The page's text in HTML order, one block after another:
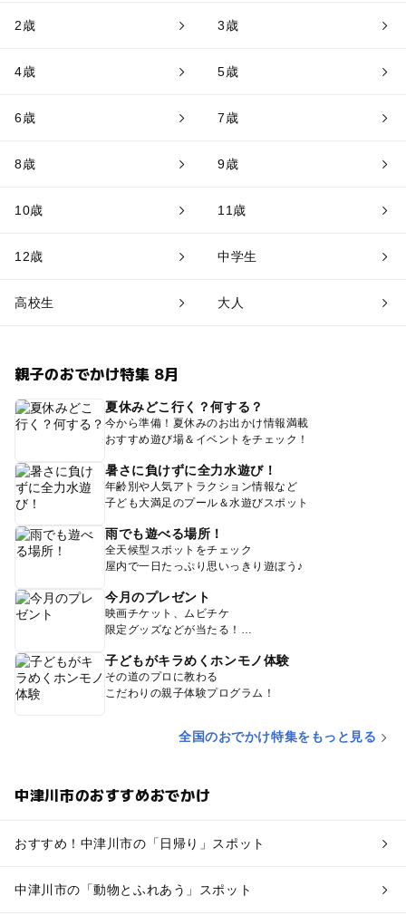
2歳 3歳
4歳 5歳
6歳 7歳
8歳 9歳
10歳 11歳
12歳 中学生
高校生 大人
親子のおでかけ特集 8月
夏休みどこ行く？何する？
今から準備！夏休みのお出かけ情報満載
おすすめ遊び場＆イベントをチェック！
暑さに負けずに全力水遊び！
年齢別や人気アトラクション情報など
子ども大満足のプール＆水遊びスポット
雨でも遊べる場所！
全天候型スポットをチェック
屋内で一日たっぷり思いっきり遊ぼう♪
今月のプレゼント
映画チケット、ムビチケ
限定グッズなどが当たる！
子どもがキラめくホンモノ体験
その道のプロに教わる
こだわりの親子体験プログラム！
全国のおでかけ特集をもっと見る
中津川市のおすすめおでかけ
おすすめ！中津川市の「日帰り」スポット
中津川市の「動物とふれあう」スポット